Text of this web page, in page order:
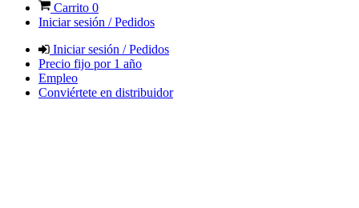
Carrito 0
Iniciar sesión / Pedidos
Iniciar sesión / Pedidos
Precio fijo por 1 año
Empleo
Conviértete en distribuidor